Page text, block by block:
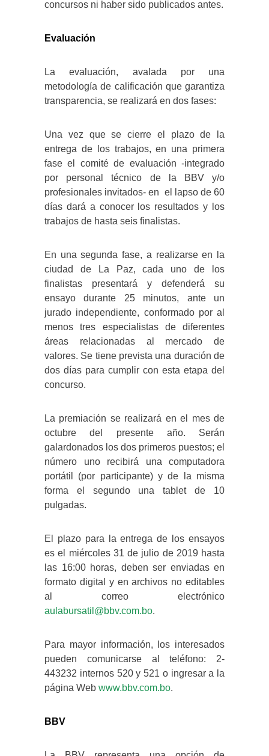
concursos ni haber sido publicados antes.
Evaluación
La evaluación, avalada por una
metodología de calificación que garantiza
transparencia, se realizará en dos fases:
Una vez que se cierre el plazo de la
entrega de los trabajos, en una primera
fase el comité de evaluación -integrado
por personal técnico de la BBV y/o
profesionales invitados- en el lapso de 60
días dará a conocer los resultados y los
trabajos de hasta seis finalistas.
En una segunda fase, a realizarse en la
ciudad de La Paz, cada uno de los
finalistas presentará y defenderá su
ensayo durante 25 minutos, ante un
jurado independiente, conformado por al
menos tres especialistas de diferentes
áreas relacionadas al mercado de
valores. Se tiene prevista una duración de
dos días para cumplir con esta etapa del
concurso.
La premiación se realizará en el mes de
octubre del presente año. Serán
galardonados los dos primeros puestos; el
número uno recibirá una computadora
portátil (por participante) y de la misma
forma el segundo una tablet de 10
pulgadas.
El plazo para la entrega de los ensayos
es el miércoles 31 de julio de 2019 hasta
las 16:00 horas, deben ser enviadas en
formato digital y en archivos no editables
al correo electrónico
aulabursatil@bbv.com.bo.
Para mayor información, los interesados
pueden comunicarse al teléfono: 2-
443232 internos 520 y 521 o ingresar a la
página Web www.bbv.com.bo.
BBV